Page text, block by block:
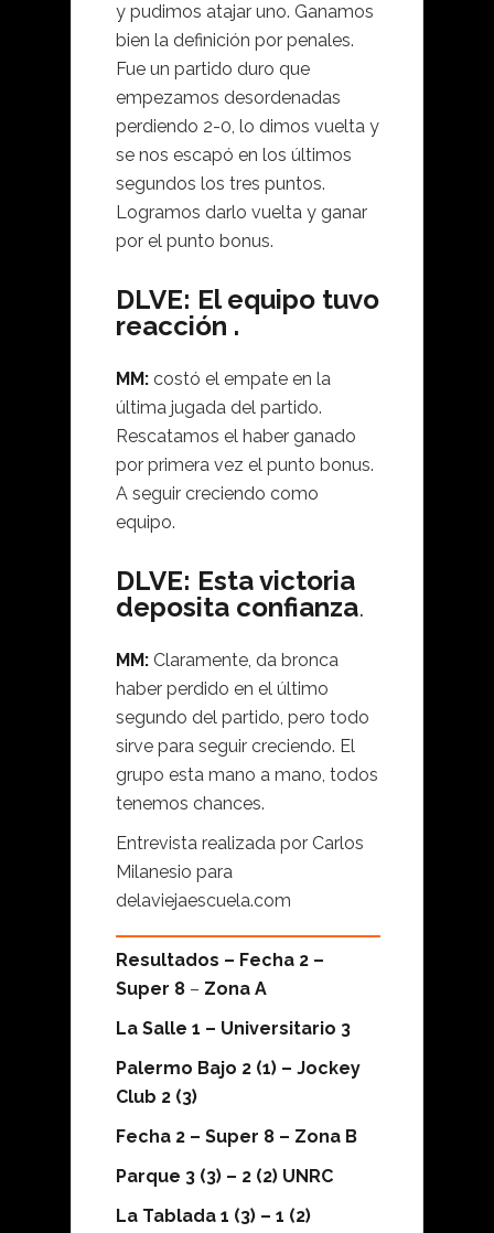
y pudimos atajar uno. Ganamos
bien la definición por penales.
Fue un partido duro que
empezamos desordenadas
perdiendo 2-0, lo dimos vuelta y
se nos escapó en los últimos
segundos los tres puntos.
Logramos darlo vuelta y ganar
por el punto bonus.
DLVE: El equipo tuvo
reacción .
MM: costó el empate en la
última jugada del partido.
Rescatamos el haber ganado
por primera vez el punto bonus.
A seguir creciendo como
equipo.
DLVE: Esta victoria
deposita confianza.
MM: Claramente, da bronca
haber perdido en el último
segundo del partido, pero todo
sirve para seguir creciendo. El
grupo esta mano a mano, todos
tenemos chances.
Entrevista realizada por Carlos
Milanesio para
delaviejaescuela.com
Resultados – Fecha 2 –
Super 8 – Zona A
La Salle 1 – Universitario 3
Palermo Bajo 2 (1) – Jockey
Club 2 (3)
Fecha 2 – Super 8 – Zona B
Parque 3 (3) – 2 (2) UNRC
La Tablada 1 (3) – 1 (2)